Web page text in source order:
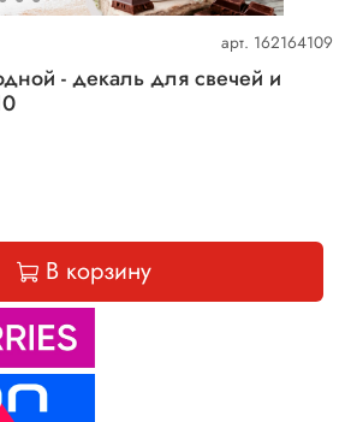
арт. 162164109
- декаль для свечей и
В корзину